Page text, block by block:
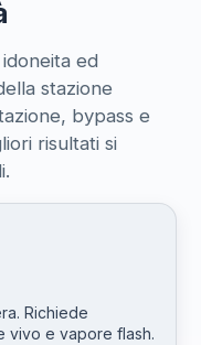
ed
stazione
bypass e
risultati si
Richiede
vivo e vapore flash.